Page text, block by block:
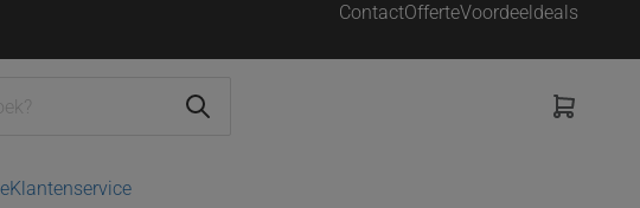
ContactOfferteVoordeeldeals
Klantenservice